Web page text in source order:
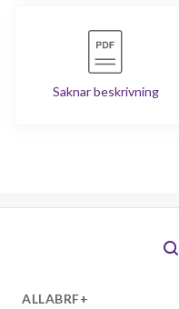
Saknar beskrivning
ALLABRF+